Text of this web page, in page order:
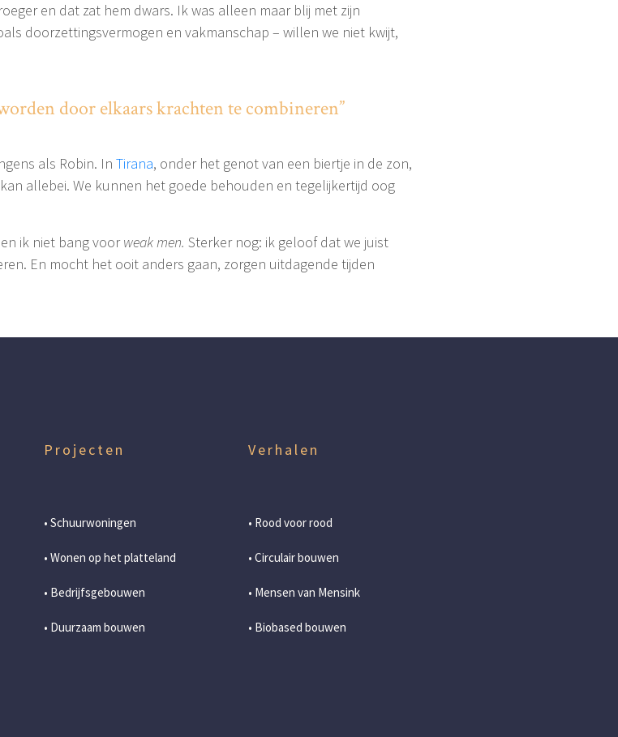
en dat zat hem dwars. Ik was alleen maar blij met zijn
doorzettingsvermogen en vakmanschap – willen we niet kwijt,
door elkaars krachten te combineren”
als Robin. InTirana, onder het genot van een biertje in de zon,
allebei. We kunnen het goede behouden en tegelijkertijd oog
ik niet bang voorweak men. Sterker nog: ik geloof dat we juist
En mocht het ooit anders gaan, zorgen uitdagende tijden
Projecten
• Schuurwoningen
• Wonen op het platteland
• Bedrijfsgebouwen
• Duurzaam bouwen
Verhalen
• Rood voor rood
• Circulair bouwen
• Mensen van Mensink
• Biobased bouwen